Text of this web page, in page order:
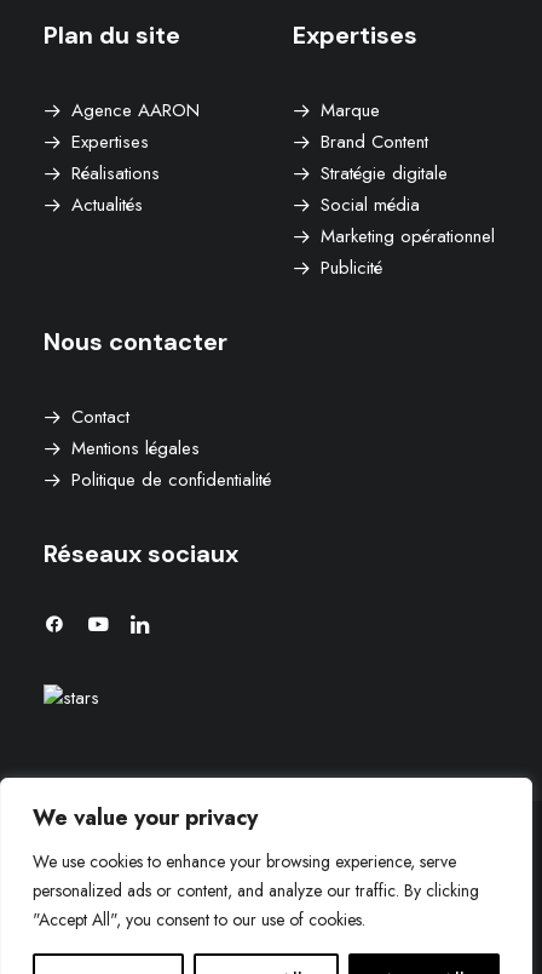
We value your privacy
We use cookies to enhance your browsing experience, serve
personalized ads or content, and analyze our traffic. By clicking
"Accept All", you consent to our use of cookies.
Plan du site
Agence AARON
Expertises
Réalisations
Actualités
Expertises
Marque
Brand Content
Stratégie digitale
Social média
Marketing opérationnel
Publicité
Nous contacter
Contact
Mentions légales
Politique de confidentialité
Réseaux sociaux
© 2026 Agence aaron. | Tous droits réservés.